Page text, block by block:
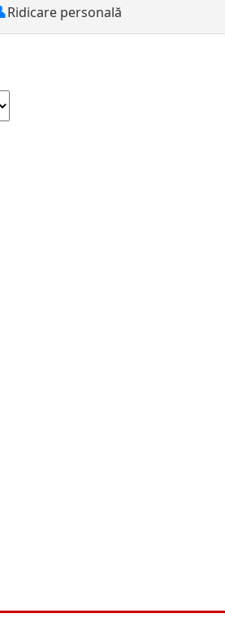
Ridicare personală